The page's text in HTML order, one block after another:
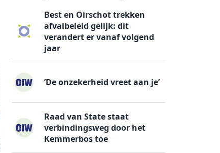
Best en Oirschot trekken
afvalbeleid gelijk: dit
verandert er vanaf volgend
jaar
’De onzekerheid vreet aan je’
Raad van State staat
verbindingsweg door het
Kemmerbos toe